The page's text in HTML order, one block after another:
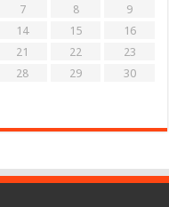
7 8
9
14 15
16
21 22
23
28 29
30